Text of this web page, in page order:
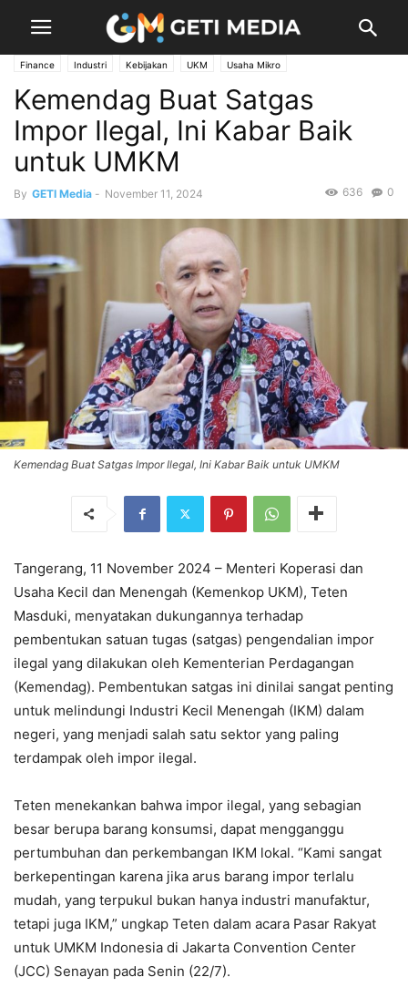
Finance Industri Kebijakan UKM Usaha Mikro
Kemendag Buat Satgas
Impor Ilegal, Ini Kabar Baik
untuk UMKM
By GETI Media - November 11, 2024 0
636
Kemendag Buat Satgas Impor Ilegal, Ini Kabar Baik untuk UMKM
Tangerang, 11 November 2024 – Menteri Koperasi dan
Usaha Kecil dan Menengah (Kemenkop UKM), Teten
Masduki, menyatakan dukungannya terhadap
pembentukan satuan tugas (satgas) pengendalian impor
ilegal yang dilakukan oleh Kementerian Perdagangan
(Kemendag). Pembentukan satgas ini dinilai sangat penting
untuk melindungi Industri Kecil Menengah (IKM) dalam
negeri, yang menjadi salah satu sektor yang paling
terdampak oleh impor ilegal.
Teten menekankan bahwa impor ilegal, yang sebagian
besar berupa barang konsumsi, dapat mengganggu
pertumbuhan dan perkembangan IKM lokal. “Kami sangat
berkepentingan karena jika arus barang impor terlalu
mudah, yang terpukul bukan hanya industri manufaktur,
tetapi juga IKM,” ungkap Teten dalam acara Pasar Rakyat
untuk UMKM Indonesia di Jakarta Convention Center
(JCC) Senayan pada Senin (22/7).